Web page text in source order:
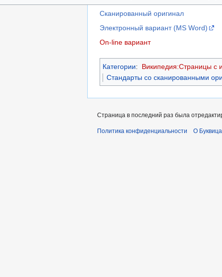
Сканированный оригинал
Электронный вариант (MS Word)
On-line вариант
Категории:
Википедия:Страницы с
Стандарты со сканированными
Страница в последний раз была
Политика конфиденциальности О Буквица